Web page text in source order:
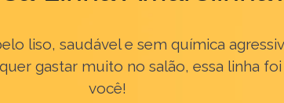
liso, saudável e sem química
quer gastar muito no salão, essa